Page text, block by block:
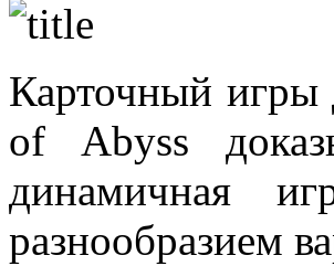
Карточный игры
of Abyss
динамичная
разнообразием